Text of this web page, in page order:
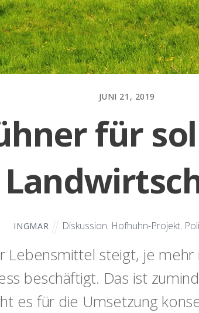
JUNI 21, 2019
für
INGMAR Diskussion, Hofhuhn-Projekt,
Lebensmittel steigt, je
beschäftigt. Das ist
es für die Umsetzung